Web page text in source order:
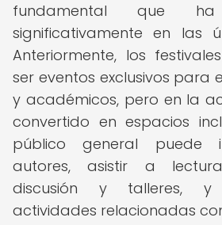
fundamental que ha
significativamente en las
Anteriormente, los
ser eventos exclusivos para
y académicos, pero en la
convertido en espacios
público general puede
autores, asistir a
discusión y talleres,
actividades relacionadas